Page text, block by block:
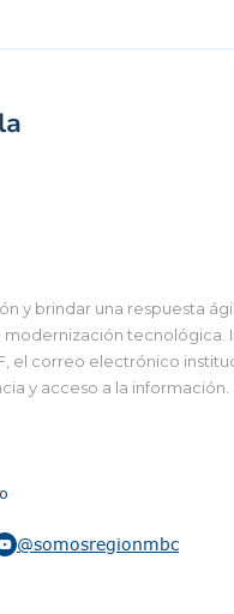
brindar una respuesta
tecnológica.
el correo electrónico
y acceso a la información.
@somosregionmbc